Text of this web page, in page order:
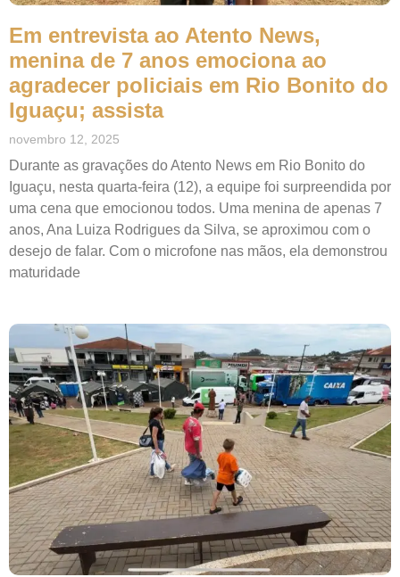
Em entrevista ao Atento News,
menina de 7 anos emociona ao
agradecer policiais em Rio Bonito do
Iguaçu; assista
novembro 12, 2025
Durante as gravações do Atento News em Rio Bonito do
Iguaçu, nesta quarta-feira (12), a equipe foi surpreendida por
uma cena que emocionou todos. Uma menina de apenas 7
anos, Ana Luiza Rodrigues da Silva, se aproximou com o
desejo de falar. Com o microfone nas mãos, ela demonstrou
maturidade